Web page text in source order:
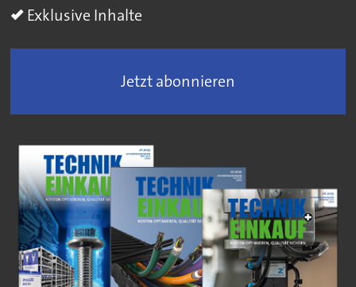
Exklusive Inhalte
Jetzt abonnieren